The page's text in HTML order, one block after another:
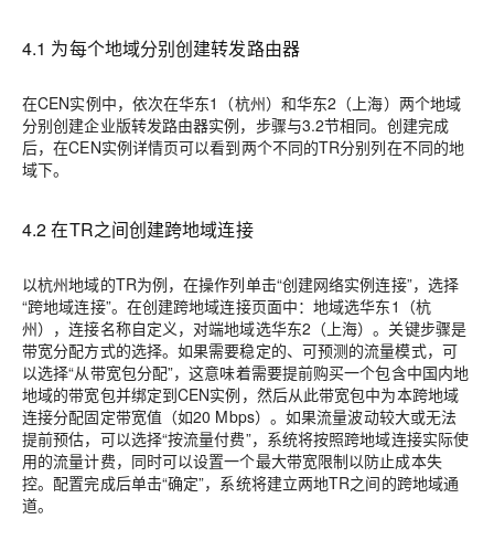
4.1 为每个地域分别创建转发路由器
在CEN实例中，依次在华东1（杭州）和华东2（上海）两个地域
分别创建企业版转发路由器实例，步骤与3.2节相同。创建完成
后，在CEN实例详情页可以看到两个不同的TR分别列在不同的地
域下。
4.2 在TR之间创建跨地域连接
以杭州地域的TR为例，在操作列单击“创建网络实例连接”，选择
“跨地域连接”。在创建跨地域连接页面中：地域选华东1（杭
州），连接名称自定义，对端地域选华东2（上海）。关键步骤是
带宽分配方式的选择。如果需要稳定的、可预测的流量模式，可
以选择“从带宽包分配”，这意味着需要提前购买一个包含中国内地
地域的带宽包并绑定到CEN实例，然后从此带宽包中为本跨地域
连接分配固定带宽值（如20 Mbps）。如果流量波动较大或无法
提前预估，可以选择“按流量付费”，系统将按照跨地域连接实际使
用的流量计费，同时可以设置一个最大带宽限制以防止成本失
控。配置完成后单击“确定”，系统将建立两地TR之间的跨地域通
道。